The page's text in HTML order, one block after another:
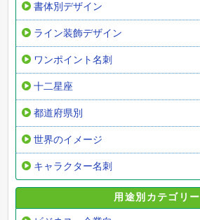
書体別デザイン
ライン装飾デザイン
ワンポイント名刺
十二星座
都道府県別
世界のイメージ
キャラクター名刺
用途別カテゴリー